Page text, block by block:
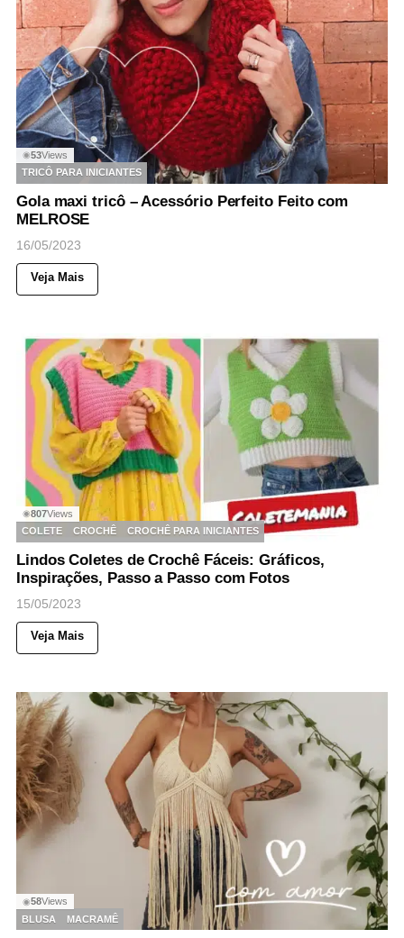
◉53Views
TRICÔ PARA INICIANTES
Gola maxi tricô – Acessório Perfeito Feito com
MELROSE
16/05/2023
Veja Mais
◉807Views
COLETE
CROCHÊ CROCHÊ PARA INICIANTES
Lindos Coletes de Crochê Fáceis: Gráficos,
Inspirações, Passo a Passo com Fotos
15/05/2023
Veja Mais
◉58Views
BLUSA
MACRAMÊ